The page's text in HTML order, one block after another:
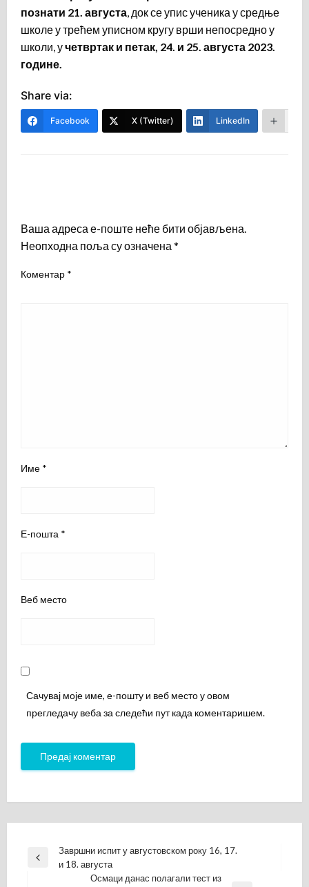
познати 21. августа, док се упис ученика у средње
школе у трећем уписном кругу врши непосредно у
школи, учетвртак и петак, 24. и 25. августа 2023.
године.
Share via:
Facebook X (Twitter) LinkedIn
Ваша адреса е-поште неће бити објављена.
Неопходна поља су означена *
Коментар *
Име *
Е-пошта *
Веб место
Сачувај моје име, е-пошту и веб место у овом
прегледачу веба за следећи пут када коментаришем.
Кретање
чланка
Previous
Завршни испит у августовском року 16, 17.
и 18. августа
Осмаци данас полагали тест из